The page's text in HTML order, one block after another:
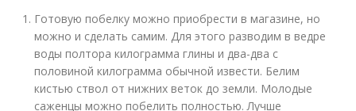
Готовую побелку можно приобрести в магазине, но
можно и сделать самим. Для этого разводим в ведре
воды полтора килограмма глины и два-два с
половиной килограмма обычной извести. Белим
кистью ствол от нижних веток до земли. Молодые
саженцы можно побелить полностью. Лучше